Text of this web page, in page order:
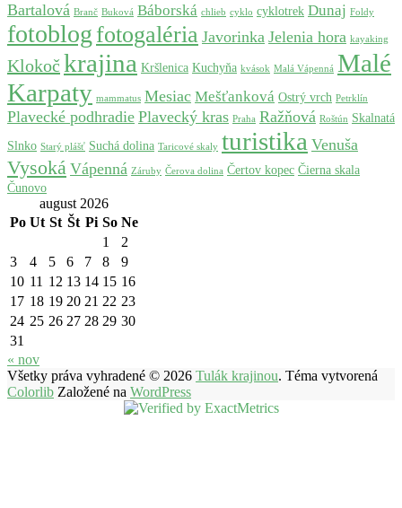
Bartalová Branč Buková Báborská chlieb cyklo cyklotrek Dunaj Foldy
fotoblog fotogaléria Javorinka Jelenia hora kayaking
Klokoč krajina Kršlenica Kuchyňa kvások Malá Vápenná Malé
Karpaty mammatus Mesiac Mešťanková Ostrý vrch Petrklín
Plavecké podhradie Plavecký kras Praha Ražňová Roštún Skalnatá
Slnko Starý plášť Suchá dolina Taricové skaly turistika Venuša
Vysoká Vápenná Záruby Čerova dolina Čertov kopec Čierna skala
Čunovo
august 2026
Po Ut St Št Pi So Ne
1
2
3
4 5 6 7 8
9
10 11 12 13 14 15 16
17 18 19 20 21 22 23
24 25 26 27 28 29 30
31
« nov
Všetky práva vyhradené © 2026 Tulák krajinou. Téma vytvorená
Colorlib Založené na WordPress